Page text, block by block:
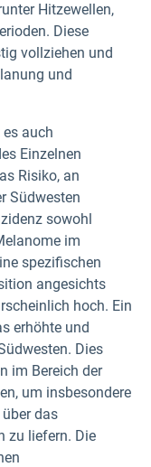
Hitzewellen,
Diese
vollziehen und
und
auch
Einzelnen
Risiko, an
Südwesten
sowohl
im
spezifischen
angesichts
hoch. Ein
erhöhte und
Dies
im Bereich der
um insbesondere
das
zu liefern. Die